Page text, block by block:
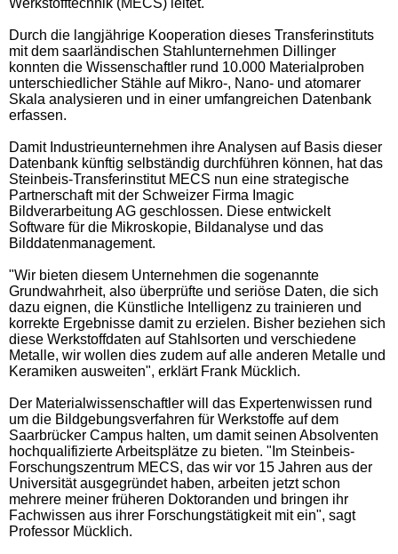
Durch die langjährige Kooperation dieses Transferinstituts
mit dem saarländischen Stahlunternehmen Dillinger
konnten die Wissenschaftler rund 10.000 Materialproben
unterschiedlicher Stähle auf Mikro-, Nano- und atomarer
Skala analysieren und in einer umfangreichen Datenbank
erfassen.
Damit Industrieunternehmen ihre Analysen auf Basis dieser
Datenbank künftig selbständig durchführen können, hat das
Steinbeis-Transferinstitut MECS nun eine strategische
Partnerschaft mit der Schweizer Firma Imagic
Bildverarbeitung AG geschlossen. Diese entwickelt
Software für die Mikroskopie, Bildanalyse und das
Bilddatenmanagement.
"Wir bieten diesem Unternehmen die sogenannte
Grundwahrheit, also überprüfte und seriöse Daten, die sich
dazu eignen, die Künstliche Intelligenz zu trainieren und
korrekte Ergebnisse damit zu erzielen. Bisher beziehen sich
diese Werkstoffdaten auf Stahlsorten und verschiedene
Metalle, wir wollen dies zudem auf alle anderen Metalle und
Keramiken ausweiten", erklärt Frank Mücklich.
Der Materialwissenschaftler will das Expertenwissen rund
um die Bildgebungsverfahren für Werkstoffe auf dem
Saarbrücker Campus halten, um damit seinen Absolventen
hochqualifizierte Arbeitsplätze zu bieten. "Im Steinbeis-
Forschungszentrum MECS, das wir vor 15 Jahren aus der
Universität ausgegründet haben, arbeiten jetzt schon
mehrere meiner früheren Doktoranden und bringen ihr
Fachwissen aus ihrer Forschungstätigkeit mit ein", sagt
Professor Mücklich.